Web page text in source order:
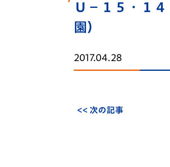
クラブ概要
選手プロフィ
スタッフプロフ
Ｕ－１５・
園）
2017.04.28
<< 次の記事